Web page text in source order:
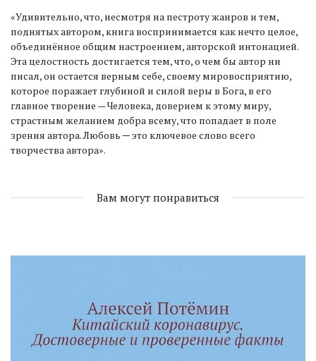
«Удивительно, что, несмотря на пестроту жанров и тем,
поднятых автором, книга воспринимается как нечто целое,
объединённое общим настроением, авторской интонацией.
Эта целостность достигается тем, что, о чем бы автор ни
писал, он остается верным себе, своему мировосприятию,
которое поражает глубиной и силой веры в Бога, в его
главное творение — Человека, доверием к этому миру,
страстным желанием добра всему, что попадает в поле
зрения автора. Любовь ─ это ключевое слово всего
творчества автора».
Вам могут понравиться